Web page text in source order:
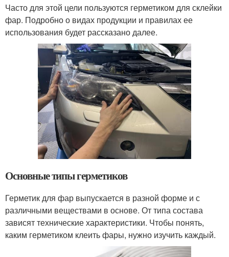
Часто для этой цели пользуются герметиком для склейки
фар. Подробно о видах продукции и правилах ее
использования будет рассказано далее.
Основные типы герметиков
Герметик для фар выпускается в разной форме и с
различными веществами в основе. От типа состава
зависят технические характеристики. Чтобы понять,
каким герметиком клеить фары, нужно изучить каждый.